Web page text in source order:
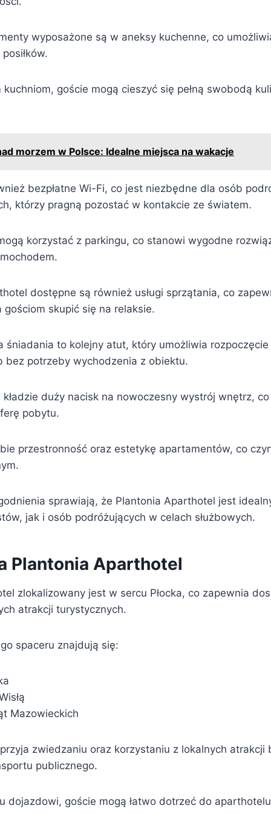
wyposażone są w aneksy kuchenne, co
goście mogą cieszyć się pełną swobodą
morzem w Polsce: Idealne miejsca na wakacje
bezpłatne Wi-Fi, co jest niezbędne dla osób
którzy pragną pozostać w kontakcie ze światem.
korzystać z parkingu, co stanowi wygodne
dostępne są również usługi sprzątania, co
skupić się na relaksie.
śniadania to kolejny atut, który umożliwia
bez potrzeby wychodzenia z obiektu.
duży nacisk na nowoczesny wystrój wnętrz,
pobytu.
przestronność oraz estetykę apartamentów, co
sprawiają, że Plantonia Aparthotel jest
jak i osób podróżujących w celach służbowych.
Plantonia Aparthotel
zlokalizowany jest w sercu Płocka, co zapewnia
atrakcji turystycznych.
spaceru znajdują się:
Mazowieckich
zwiedzaniu oraz korzystaniu z lokalnych atrakcji
publicznego.
dojazdowi, goście mogą łatwo dotrzeć do